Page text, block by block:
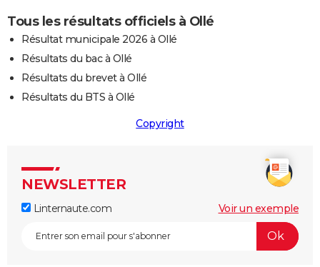
Tous les résultats officiels à Ollé
Résultat municipale 2026 à Ollé
Résultats du bac à Ollé
Résultats du brevet à Ollé
Résultats du BTS à Ollé
Copyright
NEWSLETTER
Linternaute.com Voir un exemple